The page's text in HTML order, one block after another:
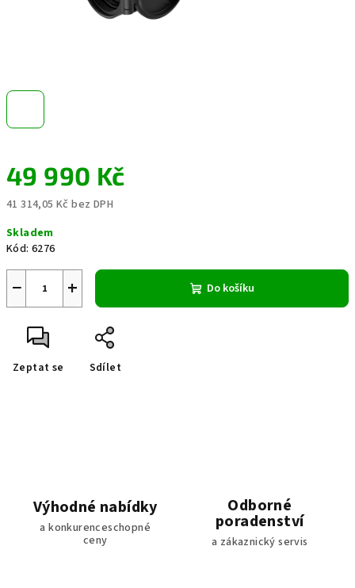
49 990 Kč
41 314,05 Kč bez DPH
cena:
Skladem
Kód: 6276
+
− Do košíku
Zeptat se Sdílet
Výhodné nabídky
a konkurenceschopné
ceny
Odborné
poradenství
a zákaznický servis